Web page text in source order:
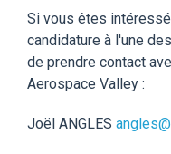
Si vous êtes
candidature à l'une
de prendre contact
Aerospace Valley :
Joël ANGLES